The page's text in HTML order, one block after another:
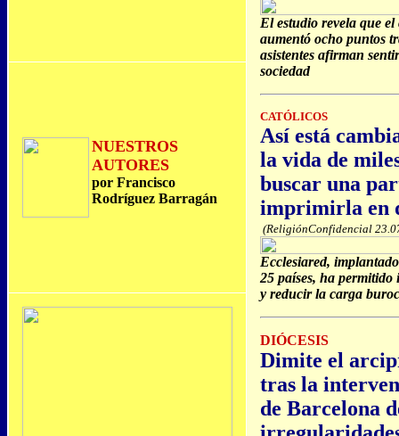
El estudio revela que
aumentó ocho puntos
asistentes afirman
sociedad
CATÓLICOS
Así está
la vida de
buscar una
imprimirla en
(ReligiónConfidencial
Ecclesiared,
25 países, ha
y reducir la carga
DIÓCESIS
Dimite el
tras la
de Barcelona
NUESTROS
AUTORES
por Francisco
Rodríguez Barragán